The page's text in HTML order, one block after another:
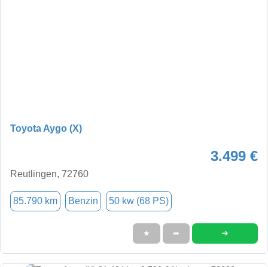
Toyota Aygo (X)
3.499 €
Reutlingen, 72760
85.790 km Benzin 50 kw (68 PS)
★ ➦ ➜